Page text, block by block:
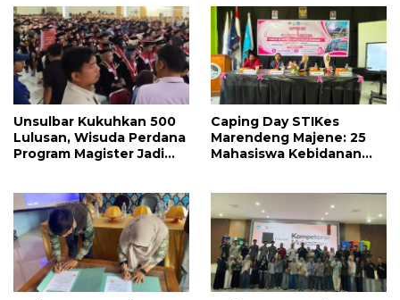
Unsulbar Kukuhkan 500
Lulusan, Wisuda Perdana
Program Magister Jadi
Caping Day STIKes
Marendeng Majene: 25
Mahasiswa Kebidanan